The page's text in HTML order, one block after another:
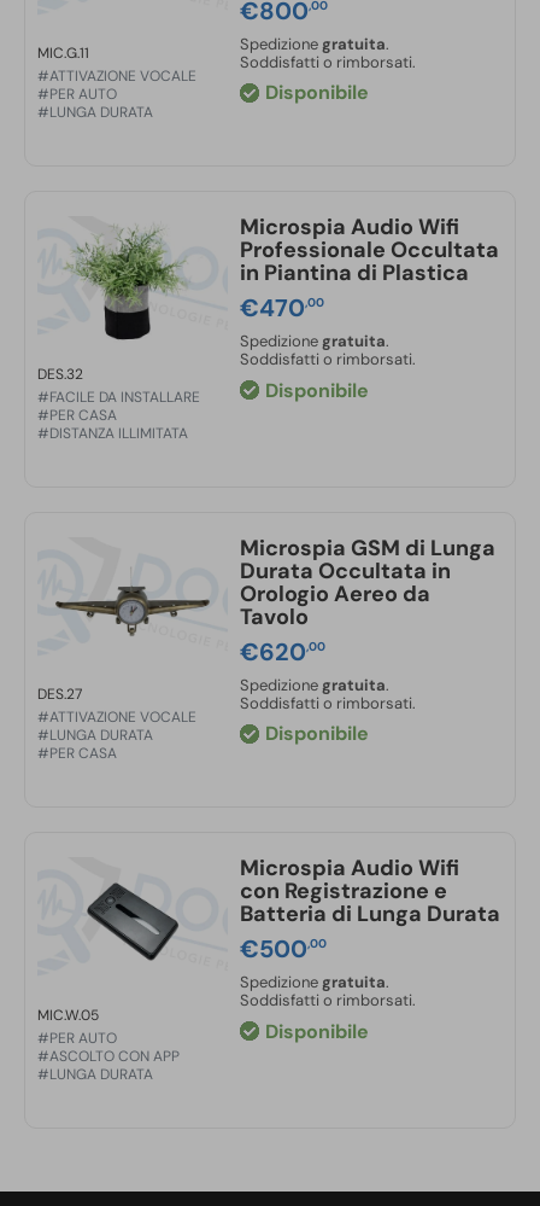
Regolazione sensibilità suono
Attivazione/disattivazione notifiche
Formattazione della memoria integrata
MIC.G.11
#ATTIVAZIONE VOCALE
#PER AUTO
#LUNGA DURATA
€800,00
Spedizione gratuita.
Soddisfatti o rimborsati.
Disponibile
DES.32
#FACILE DA INSTALLARE
#PER CASA
#DISTANZA ILLIMITATA
Microspia Audio Wifi
Professionale Occultata
in Piantina di Plastica
€470,00
Spedizione gratuita.
Soddisfatti o rimborsati.
Disponibile
DES.27
#ATTIVAZIONE VOCALE
#LUNGA DURATA
#PER CASA
Microspia GSM di Lunga
Durata Occultata in
Orologio Aereo da
Tavolo
€620,00
Spedizione gratuita.
Soddisfatti o rimborsati.
Disponibile
MIC.W.05
#PER AUTO
#ASCOLTO CON APP
#LUNGA DURATA
Microspia Audio Wifi
con Registrazione e
Batteria di Lunga Durata
€500,00
Spedizione gratuita.
Soddisfatti o rimborsati.
Disponibile